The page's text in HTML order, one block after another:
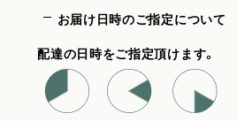
お届け日時のご指定について
配達の日時をご指定頂けます。